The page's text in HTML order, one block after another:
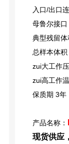
入口/出口
母鲁尔接
典型残留体
总样本体
zui大工作
zui高工作
保质期 3年
产品名称：
现货供应